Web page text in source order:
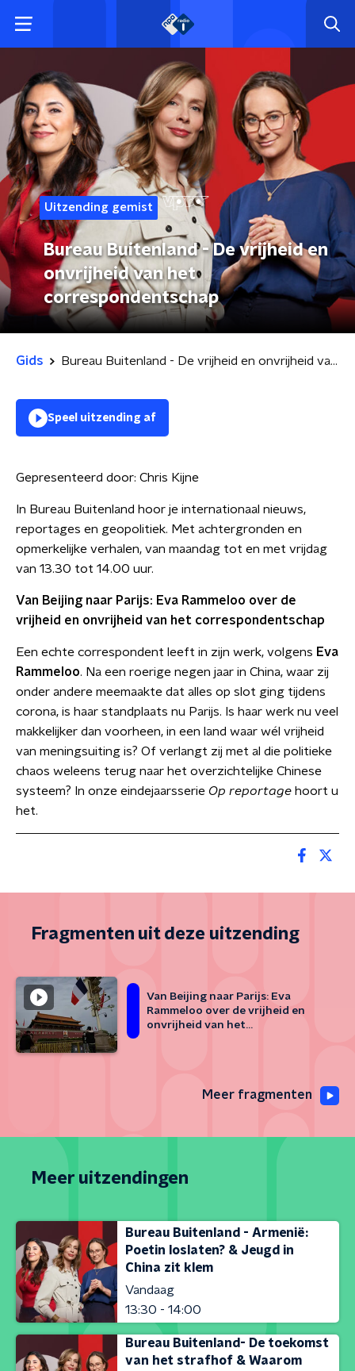
Uitzending gemist
Bureau Buitenland - De vrijheid en
onvrijheid van het
correspondentschap
Gids Bureau Buitenland - De vrijheid en onvrijheid van het correspondentschap
Speel uitzending af
Gepresenteerd door: Chris Kijne
In Bureau Buitenland hoor je internationaal nieuws,
reportages en geopolitiek. Met achtergronden en
opmerkelijke verhalen, van maandag tot en met vrijdag
van 13.30 tot 14.00 uur.
Van Beijing naar Parijs: Eva Rammeloo over de
vrijheid en onvrijheid van het correspondentschap
Een echte correspondent leeft in zijn werk, volgens Eva
Rammeloo. Na een roerige negen jaar in China, waar zij
onder andere meemaakte dat alles op slot ging tijdens
corona, is haar standplaats nu Parijs. Is haar werk nu veel
makkelijker dan voorheen, in een land waar wél vrijheid
van meningsuiting is? Of verlangt zij met al die politieke
chaos weleens terug naar het overzichtelijke Chinese
systeem? In onze eindejaarsserie Op reportage hoort u
het.
Fragmenten uit deze uitzending
Van Beijing naar Parijs: Eva
Rammeloo over de vrijheid en
onvrijheid van het
Meer fragmenten
Meer uitzendingen
Bureau Buitenland - Armenië:
Poetin loslaten? & Jeugd in
China zit klem
Vandaag
13:30 - 14:00
Bureau Buitenland- De toekomst
van het strafhof & Waarom